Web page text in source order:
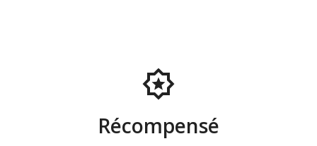
Récompensé